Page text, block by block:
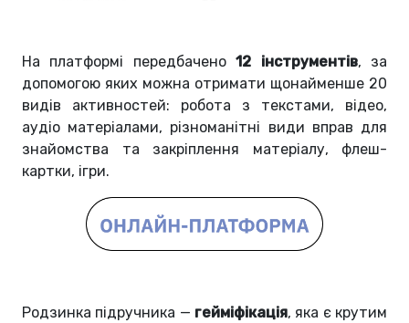
На платформі передбачено12 інструментів, за
допомогою яких можна отримати щонайменше 20
видів активностей: робота з текстами, відео,
аудіо матеріалами, різноманітні види вправ для
знайомства та закріплення матеріалу, флеш-
картки, ігри.
Родзинка підручника — гейміфікація, яка є крутим